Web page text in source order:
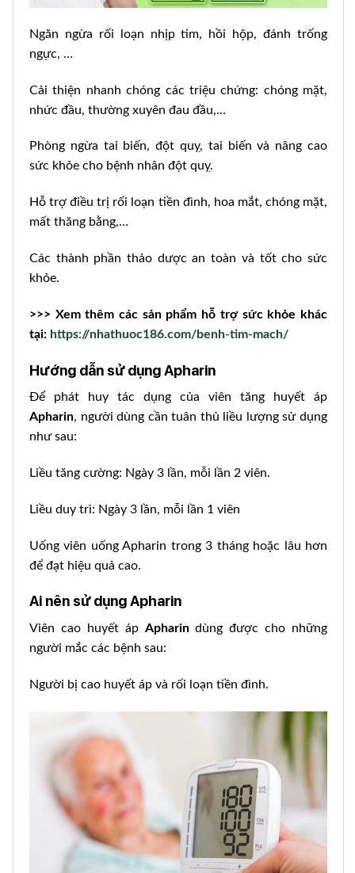
Ngăn ngừa rối loạn nhịp tim, hồi hộp, đánh trống
ngực, …
Cải thiện nhanh chóng các triệu chứng: chóng mặt,
nhức đầu, thường xuyên đau đầu,…
Phòng ngừa tai biến, đột quỵ, tai biến và nâng cao
sức khỏe cho bệnh nhân đột quỵ.
Hỗ trợ điều trị rối loạn tiền đình, hoa mắt, chóng mặt,
mất thăng bằng,…
Các thành phần thảo dược an toàn và tốt cho sức
khỏe.
>>> Xem thêm các sản phẩm hỗ trợ sức khỏe khác
tại: https://nhathuoc186.com/benh-tim-mach/
Hướng dẫn sử dụng Apharin
Để phát huy tác dụng của viên tăng huyết áp
Apharin, người dùng cần tuân thủ liều lượng sử dụng
như sau:
Liều tăng cường: Ngày 3 lần, mỗi lần 2 viên.
Liều duy trì: Ngày 3 lần, mỗi lần 1 viên
Uống viên uống Apharin trong 3 tháng hoặc lâu hơn
để đạt hiệu quả cao.
Ai nên sử dụng Apharin
Viên cao huyết áp Apharindùng được cho những
người mắc các bệnh sau:
Người bị cao huyết áp và rối loạn tiền đình.